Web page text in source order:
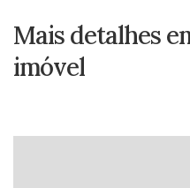
Mais detalhes
imóvel